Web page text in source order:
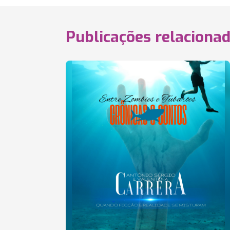
Publicações